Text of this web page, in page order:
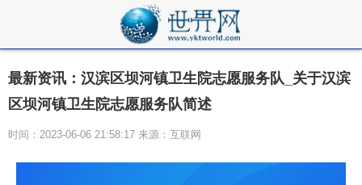
最新资讯：汉滨区坝河镇卫生院志愿服务队_关于汉滨
区坝河镇卫生院志愿服务队简述
时间：2023-06-06 21:58:17 来源：互联网